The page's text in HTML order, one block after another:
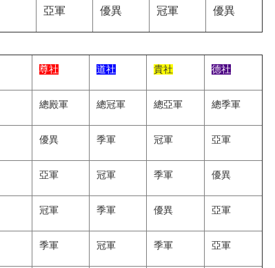
亞軍 優異 冠軍 優異
尊社 道社 貴社 德社
總殿軍 總冠軍 總亞軍 總季軍
優異 季軍 冠軍 亞軍
亞軍 冠軍 季軍 優異
冠軍 季軍 優異 亞軍
季軍 冠軍 季軍 亞軍